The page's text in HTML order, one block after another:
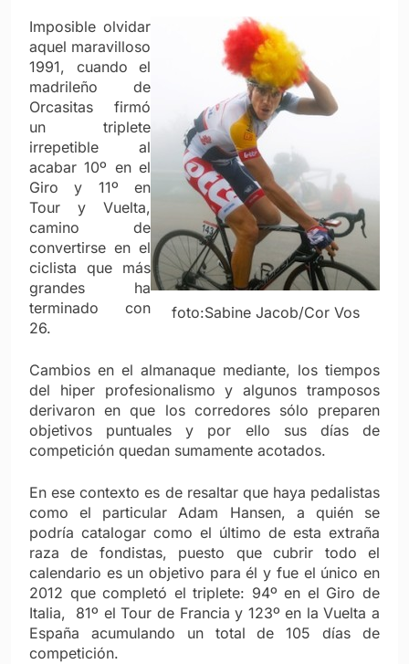
foto:Sabine Jacob/Cor Vos
Imposible olvidar
aquel maravilloso
1991, cuando el
madrileño de
Orcasitas firmó
un triplete
irrepetible al
acabar 10º en el
Giro y 11º en
Tour y Vuelta,
camino de
convertirse en el
ciclista que más
grandes ha
terminado con
26.
Cambios en el almanaque mediante, los tiempos
del hiper profesionalismo y algunos tramposos
derivaron en que los corredores sólo preparen
objetivos puntuales y por ello sus días de
competición quedan sumamente acotados.
En ese contexto es de resaltar que haya pedalistas
como el particular Adam Hansen, a quién se
podría catalogar como el último de esta extraña
raza de fondistas, puesto que cubrir todo el
calendario es un objetivo para él y fue el único en
2012 que completó el triplete: 94º en el Giro de
Italia, 81º el Tour de Francia y 123º en la Vuelta a
España acumulando un total de 105 días de
competición.